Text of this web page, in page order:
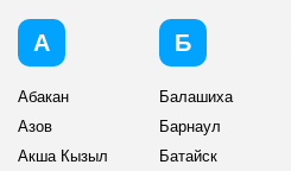
А
Абакан
Азов
Акша Кызыл
Б
Балашиха
Барнаул
Батайск